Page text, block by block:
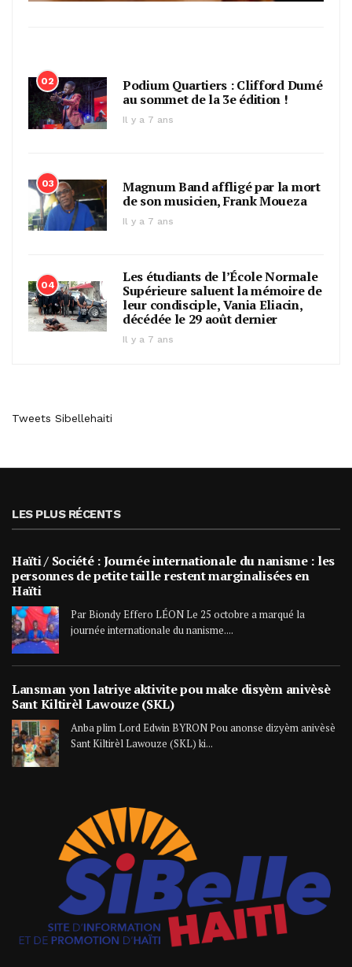
02
Podium Quartiers : Clifford Dumé
au sommet de la 3e édition !
Il y a 7 ans
03
Magnum Band affligé par la mort
de son musicien, Frank Moueza
Il y a 7 ans
04
Les étudiants de l’École Normale
Supérieure saluent la mémoire de
leur condisciple, Vania Eliacin,
décédée le 29 août dernier
Il y a 7 ans
Tweets Sibellehaiti
LES PLUS RÉCENTS
Haïti / Société : Journée internationale du nanisme : les
personnes de petite taille restent marginalisées en
Haïti
Par Biondy Effero LÉON Le 25 octobre a marqué la
journée internationale du nanisme....
Lansman yon latriye aktivite pou make disyèm anivèsè
Sant Kiltirèl Lawouze (SKL)
Anba plim Lord Edwin BYRON Pou anonse dizyèm anivèsè
Sant Kiltirèl Lawouze (SKL) ki...